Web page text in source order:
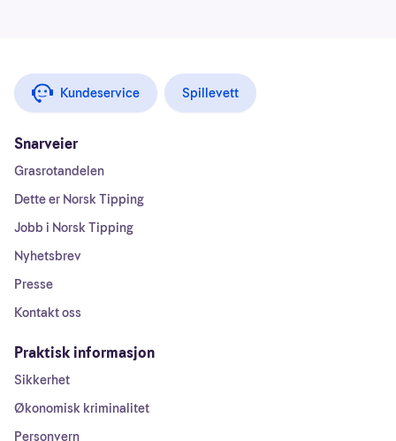
Kundeservice Spillevett
Snarveier
Grasrotandelen
Dette er Norsk Tipping
Jobb i Norsk Tipping
Nyhetsbrev
Presse
Kontakt oss
Praktisk informasjon
Sikkerhet
Økonomisk kriminalitet
Personvern